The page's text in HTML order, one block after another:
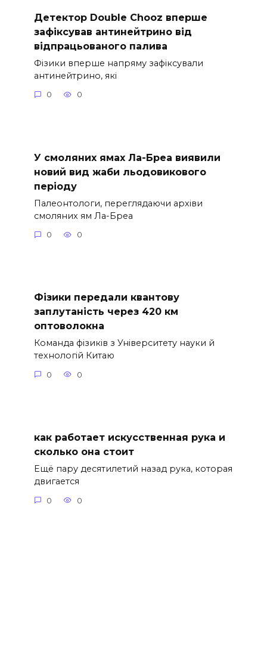
Детектор Double Chooz вперше
зафіксував антинейтрино від
відпрацьованого палива
Фізики вперше напряму зафіксували
антинейтрино, які
0 0
У смоляних ямах Ла-Бреа виявили
новий вид жаби льодовикового
періоду
Палеонтологи, переглядаючи архіви
смоляних ям Ла-Бреа
0 0
Фізики передали квантову
заплутаність через 420 км
оптоволокна
Команда фізиків з Університету науки й
технологій Китаю
0 0
как работает искусственная рука и
сколько она стоит
Ещё пару десятилетий назад рука, которая
двигается
0 0